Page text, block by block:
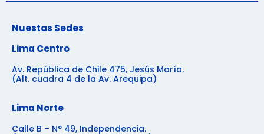
Nuestas Sedes
Lima Centro
Av. República de Chile 475, Jesús María.
(Alt. cuadra 4 de la Av. Arequipa)
Lima Norte
Calle B – N° 49, Independencia.